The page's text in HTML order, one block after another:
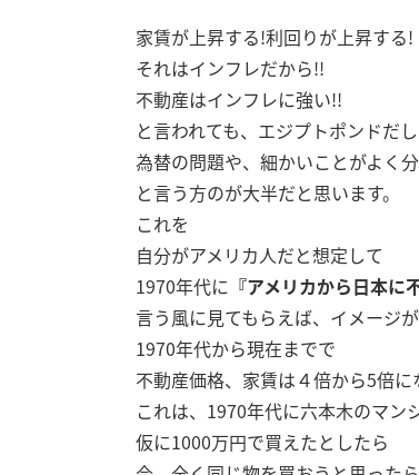
家賃が上昇する!利回りが上昇する!
それはインフレだから!!
不動産はインフレに強い!!
と言われても、エジプトポンドだし
為替の問題や、細かいことがよく
と言う方のが大半だと思います。
これを
自分がアメリカ人だと想定して
1970年代に 『アメリカから日本に
言う風に見てもらえば、イメージ
1970年代から現在までで
不動産価格、家賃は４倍から5倍に
これは、1970年代に六本木のマン
仮に1000万円で買えたとしたら